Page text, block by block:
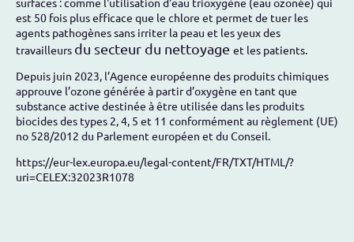
est 50 fois plus efficace que le chlore et permet de tuer les
agents pathogènes sans irriter la peau et les yeux des
travailleurs du secteur du nettoyage et les patients.
Depuis juin 2023, l’Agence européenne des produits chimiques
approuve l’ozone générée à partir d’oxygène en tant que
substance active destinée à être utilisée dans les produits
biocides des types 2, 4, 5 et 11 conformément au règlement (UE)
no 528/2012 du Parlement européen et du Conseil.
https://eur-lex.europa.eu/legal-content/FR/TXT/HTML/?
uri=CELEX:32023R1078